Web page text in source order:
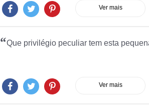
Ver mais
“Que privilégio peculiar tem esta
Ver mais